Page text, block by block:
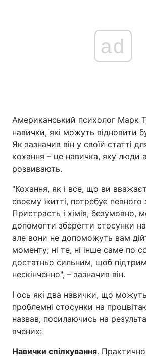
ad
Американський психолог Марк
навички, які можуть відновити
Як зазначив він у своїй статті
кохання – це навичка, яку люди
розвивають.
"Кохання, як і все, що ви
своєму житті, потребує певного
Пристрасть і хімія, безумовно,
допомогти зберегти стосунки
але вони не допоможуть вам
моменту; ні те, ні інше саме по
достатньо сильним, щоб
нескінченно", – зазначив він.
І ось які два навички, що
проблемні стосунки на
назвав, посилаючись на
вчених:
Навички спілкування.